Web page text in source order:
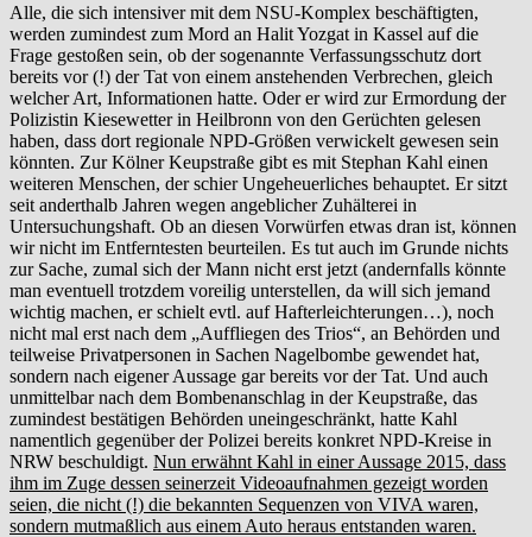
Alle, die sich intensiver mit dem NSU-Komplex beschäftigten,
werden zumindest zum Mord an Halit Yozgat in Kassel auf die
Frage gestoßen sein, ob der sogenannte Verfassungsschutz dort
bereits vor (!) der Tat von einem anstehenden Verbrechen, gleich
welcher Art, Informationen hatte. Oder er wird zur Ermordung der
Polizistin Kiesewetter in Heilbronn von den Gerüchten gelesen
haben, dass dort regionale NPD-Größen verwickelt gewesen sein
könnten. Zur Kölner Keupstraße gibt es mit Stephan Kahl einen
weiteren Menschen, der schier Ungeheuerliches behauptet. Er sitzt
seit anderthalb Jahren wegen angeblicher Zuhälterei in
Untersuchungshaft. Ob an diesen Vorwürfen etwas dran ist, können
wir nicht im Entferntesten beurteilen. Es tut auch im Grunde nichts
zur Sache, zumal sich der Mann nicht erst jetzt (andernfalls könnte
man eventuell trotzdem voreilig unterstellen, da will sich jemand
wichtig machen, er schielt evtl. auf Hafterleichterungen…), noch
nicht mal erst nach dem „Auffliegen des Trios“, an Behörden und
teilweise Privatpersonen in Sachen Nagelbombe gewendet hat,
sondern nach eigener Aussage gar bereits vor der Tat. Und auch
unmittelbar nach dem Bombenanschlag in der Keupstraße, das
zumindest bestätigen Behörden uneingeschränkt, hatte Kahl
namentlich gegenüber der Polizei bereits konkret NPD-Kreise in
NRW beschuldigt. Nun erwähnt Kahl in einer Aussage 2015, dass
ihm im Zuge dessen seinerzeit Videoaufnahmen gezeigt worden
seien, die nicht (!) die bekannten Sequenzen von VIVA waren,
sondern mutmaßlich aus einem Auto heraus entstanden waren.